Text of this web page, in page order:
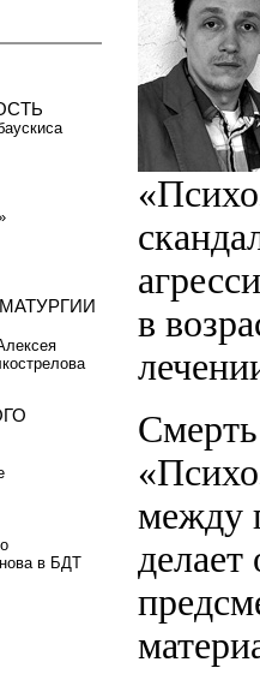
в
между
в БДТ